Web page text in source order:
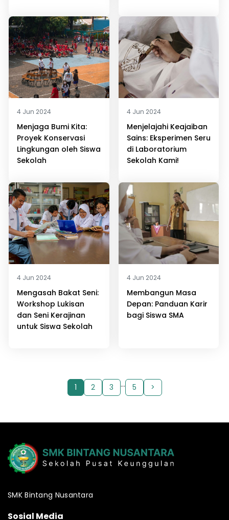
4 Jun 2024
Menjaga Bumi Kita:
Proyek Konservasi
Lingkungan oleh Siswa
Sekolah
4 Jun 2024
Menjelajahi Keajaiban
Sains: Eksperimen Seru
di Laboratorium
Sekolah Kami!
4 Jun 2024
Mengasah Bakat Seni:
Workshop Lukisan
dan Seni Kerajinan
untuk Siswa Sekolah
4 Jun 2024
Membangun Masa
Depan: Panduan Karir
bagi Siswa SMA
1 2 3 … 5 >
SMK Bintang Nusantara
Sosial Media